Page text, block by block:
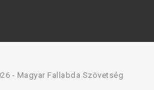
- Magyar Fallabda Szövetség